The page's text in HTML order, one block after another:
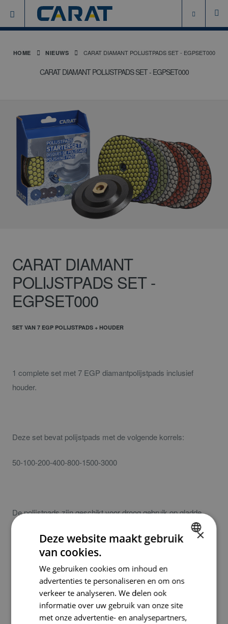
HOME NIEUWS CARAT DIAMANT POLIJSTPADS SET - EGPSET000
CARAT DIAMANT POLIJSTPADS SET - EGPSET000
CARAT DIAMANT
POLIJSTPADS SET -
EGPSET000
SET VAN 7 EGP POLIJSTPADS + HOUDER
1 complete set met 7 EGP diamantpolijstpads inclusief
houder.
Deze set bevat polijstpads met de volgende korrels:
50-100-200-400-800-1500-3000
De polijstpads zijn geschikt voor droog gebruik op gladde
oppervlakken en afgeschuinde randen.
De diamantpolijstpads zijn geschikt voor terrazzo, graniet,
marmer en andere natuursteensoorten.
De rubberen steunschijf heeft een diameter van 125 mm en
×
Deze website maakt gebruik
van cookies.
We gebruiken cookies om inhoud en
advertenties te personaliseren en om ons
verkeer te analyseren. We delen ook
informatie over uw gebruik van onze site
met onze advertentie- en analysepartners,